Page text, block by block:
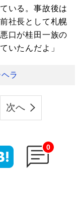
いる。事故後は
社長として札幌
口が桂田一族の
いたんだよ」
ラ
次へ
0